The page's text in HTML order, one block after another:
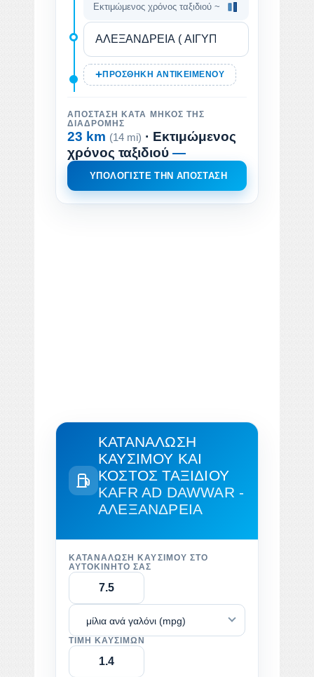
Εκτιμώμενος χρόνος ταξιδιού ~
ΠΡΟΣΘΉΚΗ ΑΝΤΙΚΕΙΜΈΝΟΥ
ΑΠΌΣΤΑΣΗ ΚΑΤΆ ΜΉΚΟΣ ΤΗΣ
ΔΙΑΔΡΟΜΉΣ
23 km (14 mi) · Εκτιμώμενος
χρόνος ταξιδιού —
ΥΠΟΛΟΓΊΣΤΕ ΤΗΝ ΑΠΌΣΤΑΣΗ
ΚΑΤΑΝΆΛΩΣΗ
ΚΑΥΣΊΜΟΥ ΚΑΙ
ΚΌΣΤΟΣ ΤΑΞΙΔΙΟΎ
KAFR AD DAWWAR -
ΑΛΕΞΆΝΔΡΕΙΑ
ΚΑΤΑΝΆΛΩΣΗ ΚΑΥΣΊΜΟΥ ΣΤΟ
ΑΥΤΟΚΊΝΗΤΌ ΣΑΣ
μίλια ανά γαλόνι (mpg)
ΤΙΜΉ ΚΑΥΣΊΜΩΝ